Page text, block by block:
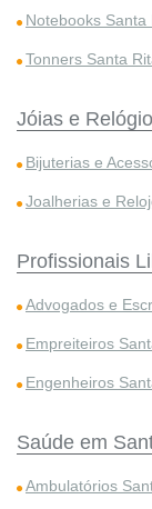
Notebooks Santa
Tonners Santa
Jóias e
Bijuterias e
Joalherias e
Profissionais
Advogados e
Empreiteiros
Engenheiros
Saúde em
Ambulatórios